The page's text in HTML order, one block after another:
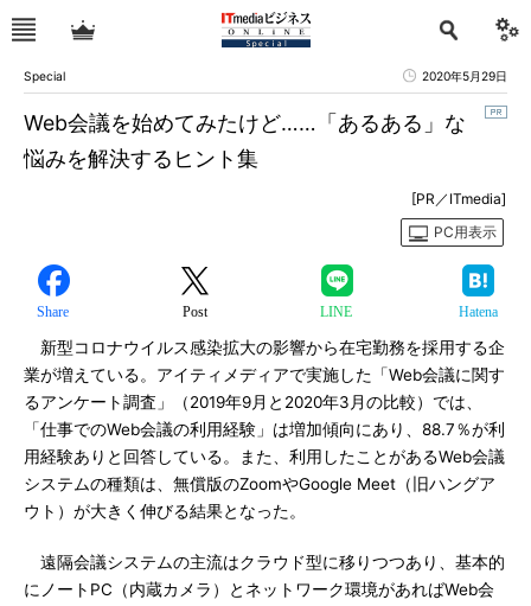
Special 2020年5月29日
Web会議を始めてみたけど……「あるある」な
悩みを解決するヒント集
[PR／ITmedia]
PC用表示
Share Post LINE Hatena
新型コロナウイルス感染拡大の影響から在宅勤務を採用する企
業が増えている。アイティメディアで実施した「Web会議に関す
るアンケート調査」（2019年9月と2020年3月の比較）では、
「仕事でのWeb会議の利用経験」は増加傾向にあり、88.7％が利
用経験ありと回答している。また、利用したことがあるWeb会議
システムの種類は、無償版のZoomやGoogle Meet（旧ハングア
ウト）が大きく伸びる結果となった。
遠隔会議システムの主流はクラウド型に移りつつあり、基本的
にノートPC（内蔵カメラ）とネットワーク環境があればWeb会